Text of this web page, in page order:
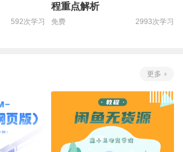
592次学习
程重点解析
免费 2993次学习
更多